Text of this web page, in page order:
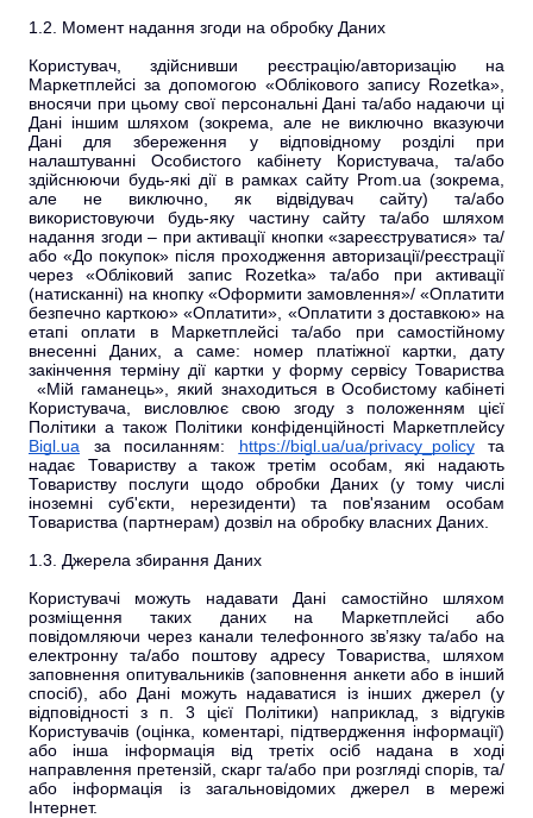
1.2. Момент надання згоди на обробку Даних
Користувач, здійснивши реєстрацію/авторизацію на
Маркетплейсі за допомогою «Облікового запису Rozetka»,
вносячи при цьому свої персональні Дані та/або надаючи ці
Дані іншим шляхом (зокрема, але не виключно вказуючи
Дані для збереження у відповідному розділі при
налаштуванні Особистого кабінету Користувача, та/або
здійснюючи будь-які дії в рамках сайту Prom.ua (зокрема,
але не виключно, як відвідувач сайту) та/або
використовуючи будь-яку частину сайту та/або шляхом
надання згоди – при активації кнопки «зареєструватися» та/
або «До покупок» після проходження авторизації/реєстрації
через «Обліковий запис Rozetka» та/або при активації
(натисканні) на кнопку «Оформити замовлення»/ «Оплатити
безпечно карткою» «Оплатити», «Оплатити з доставкою» на
етапі оплати в Маркетплейсі та/або при самостійному
внесенні Даних, а саме: номер платіжної картки, дату
закінчення терміну дії картки у форму сервісу Товариства
«Мій гаманець», який знаходиться в Особистому кабінеті
Користувача, висловлює свою згоду з положенням цієї
Політики а також Політики конфіденційності Маркетплейсу
Bigl.ua за посиланням: https://bigl.ua/ua/privacy_policyта
надає Товариству а також третім особам, які надають
Товариству послуги щодо обробки Даних (у тому числі
іноземні суб'єкти, нерезиденти) та пов'язаним особам
Товариства (партнерам) дозвіл на обробку власних Даних.
1.3. Джерела збирання Даних
Користувачі можуть надавати Дані самостійно шляхом
розміщення таких даних на Маркетплейсі або
повідомляючи через канали телефонного зв’язку та/або на
електронну та/або поштову адресу Товариства, шляхом
заповнення опитувальників (заповнення анкети або в інший
спосіб), або Дані можуть надаватися із інших джерел (у
відповідності з п. 3 цієї Політики) наприклад, з відгуків
Користувачів (оцінка, коментарі, підтвердження інформації)
або інша інформація від третіх осіб надана в ході
направлення претензій, скарг та/або при розгляді спорів, та/
або інформація із загальновідомих джерел в мережі
Інтернет.